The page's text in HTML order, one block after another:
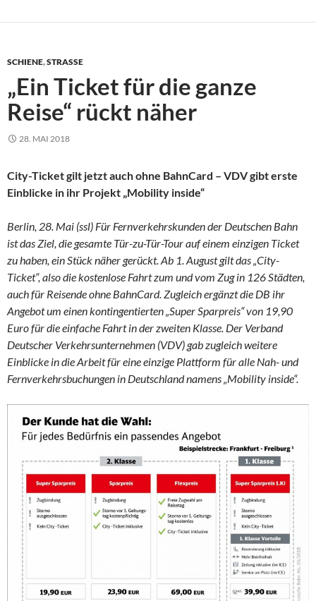
SCHIENE,STRASSE
„Ein Ticket für die ganze
Reise“ rückt näher
28. MAI 2018
City-Ticket gilt jetzt auch ohne BahnCard – VDV gibt erste
Einblicke in ihr Projekt „Mobility inside“
Berlin, 28. Mai (ssl) Für Fernverkehrskunden der Deutschen Bahn
ist das Ziel, die gesamte Tür-zu-Tür-Tour auf einem einzigen Ticket
zu haben, ein Stück näher gerückt. Ab 1. August gilt das „City-
Ticket“, also die kostenlose Fahrt zum und vom Zug in 126 Städten,
auch für Reisende ohne BahnCard. Zugleich ergänzt die DB ihr
Angebot um einen kontingentierten „Super Sparpreis“ von 19,90
Euro für die einfache Fahrt in der zweiten Klasse. Der Verband
Deutscher Verkehrsunternehmen (VDV) gab zugleich weitere
Einblicke in die Arbeit für eine einzige Plattform für alle Nah- und
Fernverkehrsbuchungen in Deutschland namens „Mobility inside“.